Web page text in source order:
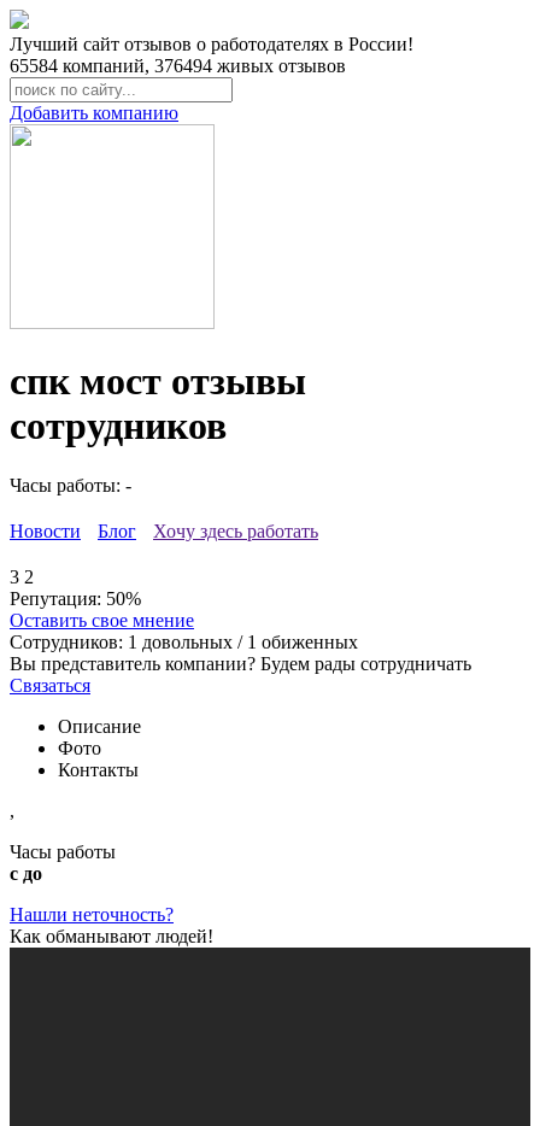
Лучший сайт отзывов о работодателях в России!
65584 компаний, 376494 живых отзывов
Добавить компанию
спк мост отзывы
сотрудников
Часы работы: -
Новости Блог Хочу здесь работать
3 2
Репутация: 50%
Оставить свое мнение
Сотрудников: 1 довольных / 1 обиженных
Вы представитель компании? Будем рады сотрудничать
Связаться
Описание
Фото
Контакты
,
Часы работы
с до
Нашли неточность?
Как обманывают людей!